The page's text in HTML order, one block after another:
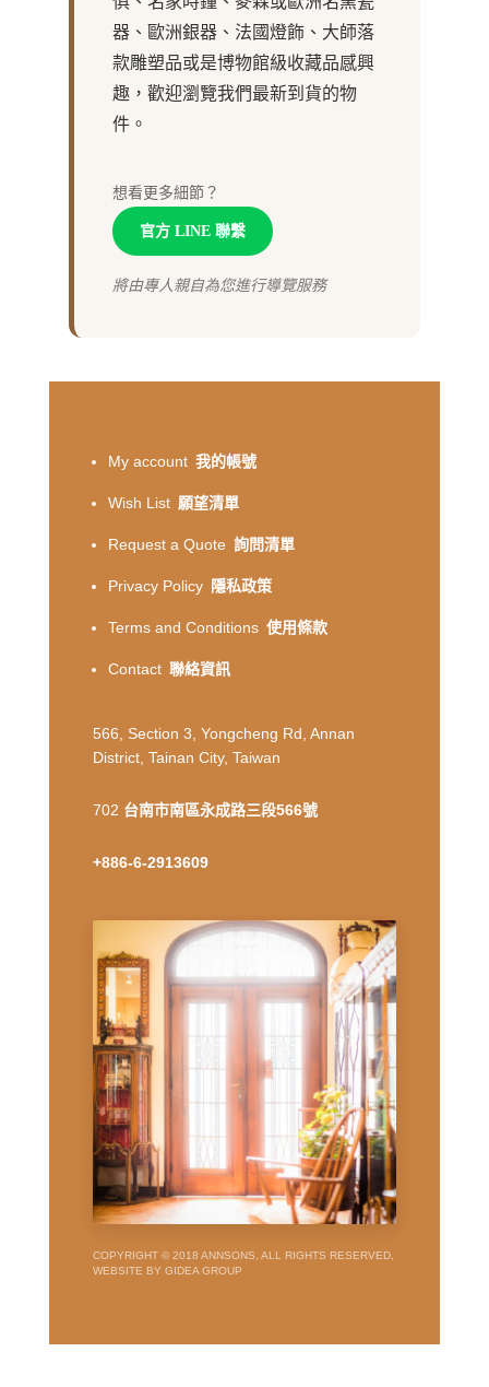
器、歐洲銀器、法國燈飾、大師落
款雕塑品或是博物館級收藏品感興
趣，歡迎瀏覽我們最新到貨的物
件。
想看更多細節？
官方 LINE 聯繫
將由專人親自為您進行導覽服務
My account 我的帳號
Wish List 願望清單
Request a Quote 詢問清單
Privacy Policy 隱私政策
Terms and Conditions 使用條款
Contact 聯絡資訊
566, Section 3, Yongcheng Rd, Annan
District, Tainan City, Taiwan
702 台南市南區永成路三段566號
+886-6-2913609
COPYRIGHT © 2018 ANNSONS, ALL RIGHTS RESERVED,
WEBSITE BY GIDEA GROUP